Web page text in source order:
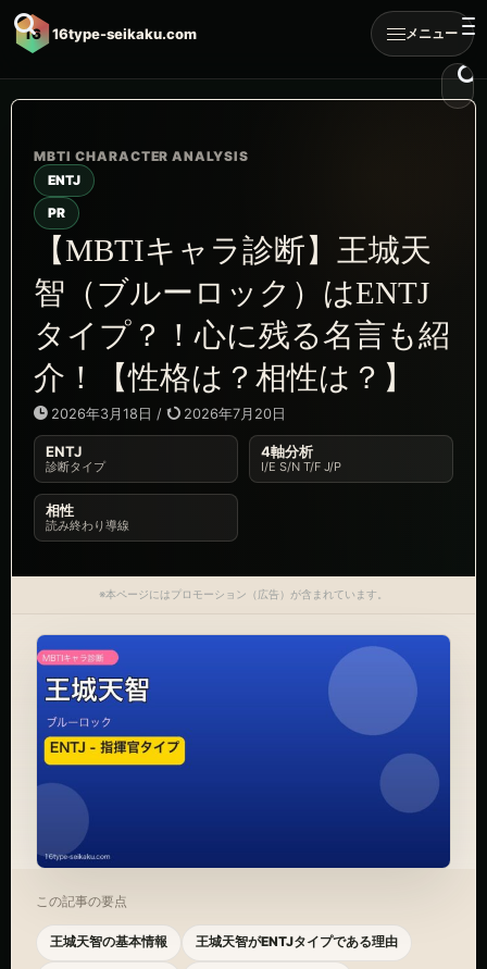
16 16type-seikaku.com メニュー
ENTJ
PR
【MBTIキャラ診断】王城天
智（ブルーロック）はENTJ
タイプ？！心に残る名言も紹
介！【性格は？相性は？】
2026年3月18日 / 2026年7月20日
ENTJ
診断タイプ
4軸分析
I/E S/N T/F J/P
相性
読み終わり導線
※本ページにはプロモーション（広告）が含まれています。
この記事の要点
王城天智の基本情報 王城天智がENTJタイプである理由